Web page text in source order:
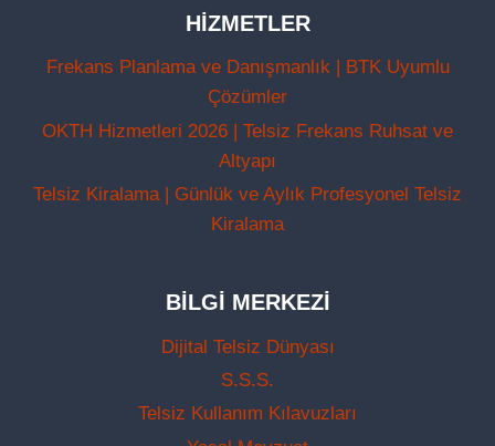
HIZMETLER
Frekans Planlama ve Danışmanlık | BTK Uyumlu
Çözümler
OKTH Hizmetleri 2026 | Telsiz Frekans Ruhsat ve
Altyapı
Telsiz Kiralama | Günlük ve Aylık Profesyonel Telsiz
Kiralama
BILGI MERKEZI
Dijital Telsiz Dünyası
S.S.S.
Telsiz Kullanım Kılavuzları